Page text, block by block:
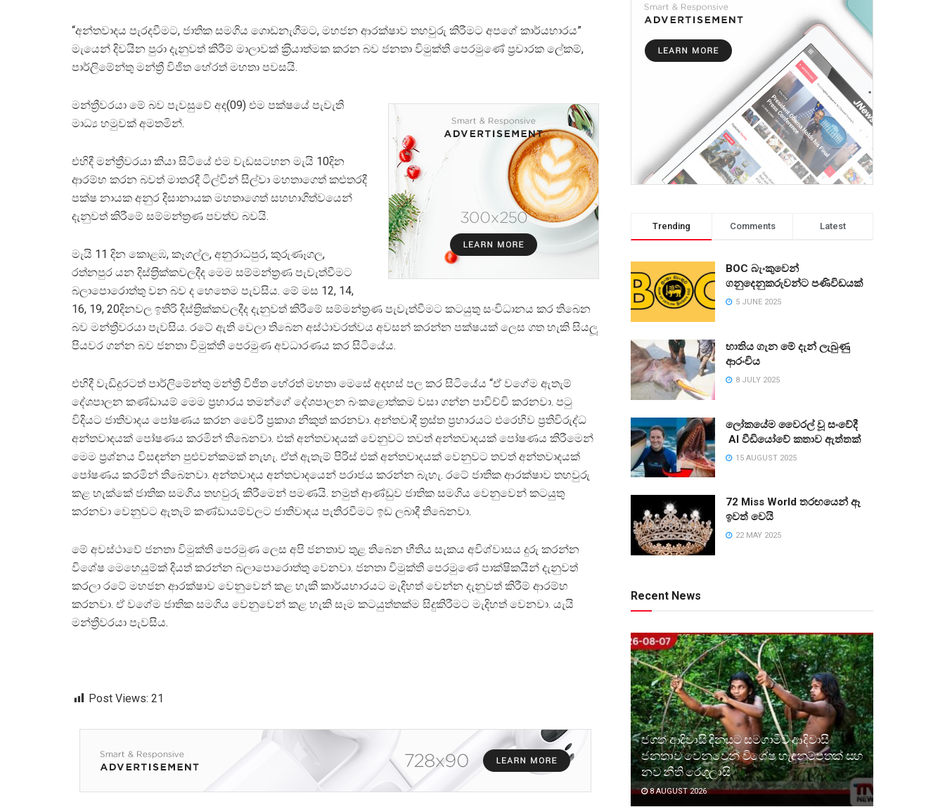
“අන්තවාදය පැරදවීමට, ජාතික සමගිය ගොඩනැගීමට, මහජන ආරක්ෂාව තහවුරු කිරීමට අපගේ කාර්යභාරය”
මැයෙන් දිවයින පුරා දැනුවත් කිරීම් මාලාවක් ක‍්‍රියාත්මක කරන බව ජනතා විමුක්ති පෙරමුණේ ප්‍රචාරක ලේකම්,
පාර්ලිමේන්තු මන්ත්‍රී විජිත හේරත් මහතා පවසයි.
මන්ත්‍රීවරයා මේ බව පැවසුවේ අද(09) එම පක්ෂයේ පැවැති
මාධ්‍ය හමුවක් අමතමින්.
එහිදී මන්ත්‍රීවරයා කියා සිටියේ එම වැඩසටහන මැයි 10දින
ආරම්භ කරන බවත් මාතරදී ටිල්වින් සිල්වා මහතාගෙත් කළුතරදී
පක්ෂ නායක අනුර දිසානායක මහතාගෙත් සහභාගිත්වයෙන්
දැනුවත් කිරීමේ සම්මන්ත‍්‍රණ පවත්ව බවයි.
මැයි 11 දින කොළඹ, කෑගල්ල, අනුරාධපුර, කුරුණෑගල,
රත්නපුර යන දිස්ත‍්‍රික්කවලදීද මෙම සම්මන්ත‍්‍රණ පැවැත්වීමට
බලාපොරොත්තු වන බව ද හෙතෙම පැවසිය. මේ මස 12, 14,
16, 19, 20දිනවල ඉතිරි දිස්ත‍්‍රික්කවලදීද දැනුවත් කිරීමේ සම්මන්ත‍්‍රණ පැවැත්වීමට කටයුතු සංවිධානය කර තිබෙන
බව මන්ත්‍රීවරයා පැවසිය. රටේ ඇති වෙලා තිබෙන අස්ථාවරත්වය අවසන් කරන්න පක්ෂයක් ලෙස ගත හැකි සියලූ
පියවර ගන්න බව ජනතා විමුක්ති පෙරමුණ අවධාරණය කර සිටියේය.
එහිදී වැඩිදුරටත් පාර්ලිමේන්තු මන්ත්‍රී විජිත හේරත් මහතා මෙසේ අදහස් පල කර සිටියේය “ඒ වගේම ඇතැම්
දේශපාලන කණ්ඩායම් මෙම ප‍්‍රහාරය තමන්ගේ දේශපාලන බංකළොත්කම වසා ගන්න පාවිච්චි කරනවා. පටු
විදියට ජාතිවාදය පෝෂණය කරන වෛරී ප‍්‍රකාශ නිකුත් කරනවා. අන්තවාදී ත‍්‍රස්ත ප‍්‍රහාරයට එරෙහිව ප‍්‍රතිවිරුද්ධ
අන්තවාදයක් පෝෂණය කරමින් තිබෙනවා. එක් අන්තවාදයක් වෙනුවට තවත් අන්තවාදයක් පෝෂණය කිරීමෙන්
මෙම ප‍්‍රශ්නය විසඳන්න පුළුවන්කමක් නැහැ. ඒත් ඇතැම් පිරිස් එක් අන්තවාදයක් වෙනුවට තවත් අන්තවාදයක්
පෝෂණය කරමින් තිබෙනවා. අන්තවාදය අන්තවාදයෙන් පරාජය කරන්න බැහැ. රටේ ජාතික ආරක්ෂාව තහවුරු
කළ හැක්කේ ජාතික සමගිය තහවුරු කිරීමෙන් පමණයි. නමුත් ආණ්ඩුව ජාතික සමගිය වෙනුවෙන් කටයුතු
කරනවා වෙනුවට ඇතැම් කණ්ඩායම්වලට ජාතිවාදය පැතිරවීමට ඉඩ ලබාදී තිබෙනවා.
මේ අවස්ථාවේ ජනතා විමුක්ති පෙරමුණ ලෙස අපි ජනතාව තුළ තිබෙන භීතිය සැකය අවිශ්වාසය දුරු කරන්න
විශේෂ මෙහෙයුම්ක් දියත් කරන්න බලාපොරොත්තු වෙනවා. ජනතා විමුක්ති පෙරමුණේ පාක්ෂිකයින් දැනුවත්
කරලා රටේ මහජන ආරක්ෂාව වෙනුවෙන් කළ හැකි කාර්යභාරයට මැදිහත් වෙන්න දැනුවත් කිරීම් ආරම්භ
කරනවා. ඒ වගේම ජාතික සමගිය වෙනුවෙන් කළ හැකි සෑම කටයුත්තක්ම සිදුකිරීමට මැදිහත් වෙනවා. යැයි
මන්ත්‍රීවරයා පැවසිය.
Post Views: 21
Trending Comments Latest
BOC බැංකුවෙන්
ගනුදෙනුකරුවන්ට පණිවිඩයක්
5 JUNE 2025
භාතිය ගැන මේ දැන් ලැබුණු
ආරංචිය
8 JULY 2025
ලෝකයේම වෛරල් වූ සංවේදී
AI වීඩියෝවේ කතාව ඇත්තක්
15 AUGUST 2025
72 Miss World තරඟයෙන් ඈ
ඉවත් වෙයි
22 MAY 2025
Recent News
ජගත් ආදිවාසි දිනයට සමගාමීව ආදිවාසී
ජනතාව වෙනුවෙන් විශේෂ හැඳුනුම්පතක් සහ
නව නීති රෙගුලාසි
8 AUGUST 2026